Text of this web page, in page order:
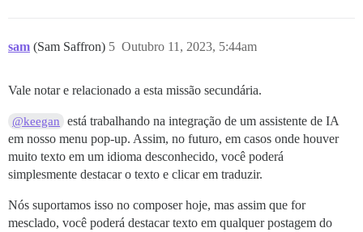
sam (Sam Saffron) Outubro 11, 2023, 5:44am
5
Vale notar e relacionado a esta missão secundária.
@keegan
está trabalhando na integração de um assistente de IA
em nosso menu pop-up. Assim, no futuro, em casos onde houver
muito texto em um idioma desconhecido, você poderá
simplesmente destacar o texto e clicar em traduzir.
Nós suportamos isso no composer hoje, mas assim que for
mesclado, você poderá destacar texto em qualquer postagem do